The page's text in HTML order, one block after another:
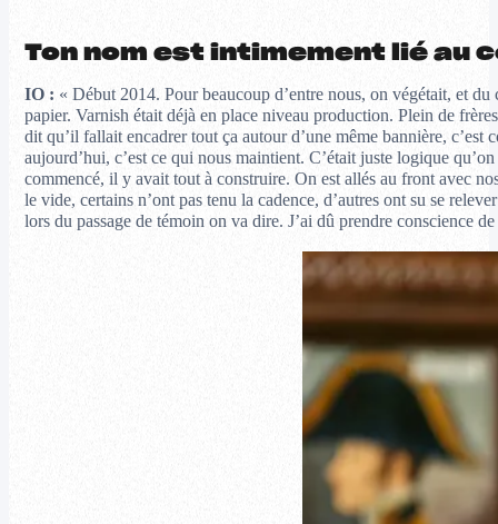
Ton nom est intimement lié au
IO : « Début 2014. Pour beaucoup d’entre nous, on végétait, et
papier. Varnish était déjà en place niveau production. Plein de
dit qu’il fallait encadrer tout ça autour d’une même bannière, c’est
aujourd’hui, c’est ce qui nous maintient. C’était juste logique
commencé, il y avait tout à construire. On est allés au front avec
le vide, certains n’ont pas tenu la cadence, d’autres ont su se
lors du passage de témoin on va dire. J’ai dû prendre conscience